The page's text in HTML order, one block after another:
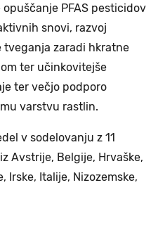
PFAS pesticidov
snovi, razvoj
tveganja zaradi hkratne
ter učinkovitejše
ter večjo podporo
varstvu rastlin.
v sodelovanju z 11
Avstrije, Belgije, Hrvaške,
Irske, Italije, Nizozemske,